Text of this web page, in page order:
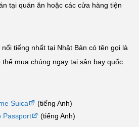
tại quán ăn hoặc các cửa hàng tiện
tiếng nhất tại Nhật Bản có tên gọi là
thể mua chúng ngay tại sân bay quốc
Suica
(tiếng Anh)
Passport
(tiếng Anh)